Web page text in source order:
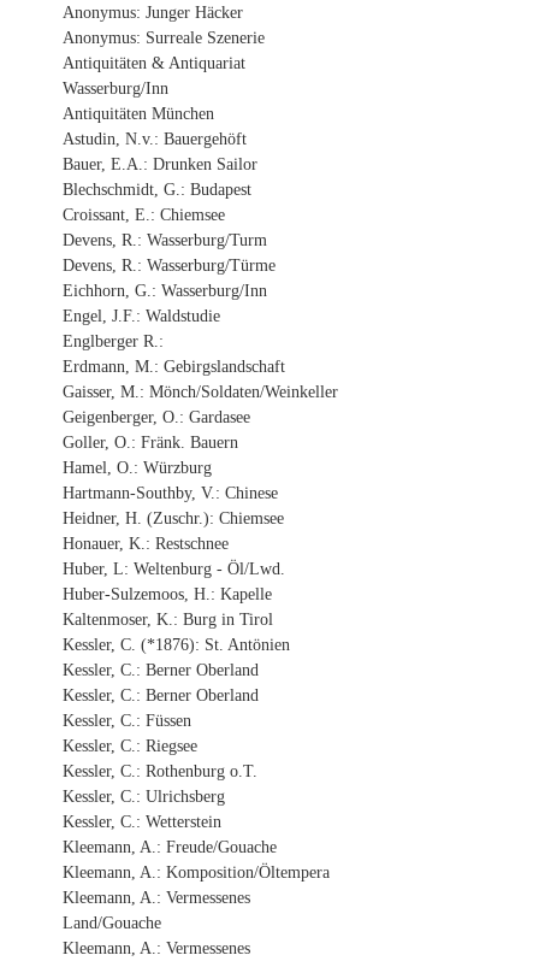
Anonymus: Junger Häcker
Anonymus: Surreale Szenerie
Antiquitäten & Antiquariat
Wasserburg/Inn
Antiquitäten München
Astudin, N.v.: Bauergehöft
Bauer, E.A.: Drunken Sailor
Blechschmidt, G.: Budapest
Croissant, E.: Chiemsee
Devens, R.: Wasserburg/Turm
Devens, R.: Wasserburg/Türme
Eichhorn, G.: Wasserburg/Inn
Engel, J.F.: Waldstudie
Englberger R.:
Erdmann, M.: Gebirgslandschaft
Gaisser, M.: Mönch/Soldaten/Weinkeller
Geigenberger, O.: Gardasee
Goller, O.: Fränk. Bauern
Hamel, O.: Würzburg
Hartmann-Southby, V.: Chinese
Heidner, H. (Zuschr.): Chiemsee
Honauer, K.: Restschnee
Huber, L: Weltenburg - Öl/Lwd.
Huber-Sulzemoos, H.: Kapelle
Kaltenmoser, K.: Burg in Tirol
Kessler, C. (*1876): St. Antönien
Kessler, C.: Berner Oberland
Kessler, C.: Berner Oberland
Kessler, C.: Füssen
Kessler, C.: Riegsee
Kessler, C.: Rothenburg o.T.
Kessler, C.: Ulrichsberg
Kessler, C.: Wetterstein
Kleemann, A.: Freude/Gouache
Kleemann, A.: Komposition/Öltempera
Kleemann, A.: Vermessenes
Land/Gouache
Kleemann, A.: Vermessenes